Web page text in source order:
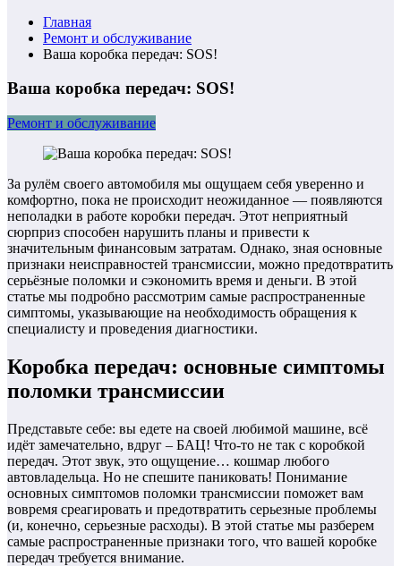
Главная
Ремонт и обслуживание
Ваша коробка передач: SOS!
Ваша коробка передач: SOS!
Ремонт и обслуживание
За рулём своего автомобиля мы ощущаем себя уверенно и
комфортно, пока не происходит неожиданное — появляются
неполадки в работе коробки передач. Этот неприятный
сюрприз способен нарушить планы и привести к
значительным финансовым затратам. Однако, зная основные
признаки неисправностей трансмиссии, можно предотвратить
серьёзные поломки и сэкономить время и деньги. В этой
статье мы подробно рассмотрим самые распространенные
симптомы, указывающие на необходимость обращения к
специалисту и проведения диагностики.
Коробка передач: основные симптомы
поломки трансмиссии
Представьте себе: вы едете на своей любимой машине, всё
идёт замечательно, вдруг – БАЦ! Что-то не так с коробкой
передач. Этот звук, это ощущение… кошмар любого
автовладельца. Но не спешите паниковать! Понимание
основных симптомов поломки трансмиссии поможет вам
вовремя среагировать и предотвратить серьезные проблемы
(и, конечно, серьезные расходы). В этой статье мы разберем
самые распространенные признаки того, что вашей коробке
передач требуется внимание.